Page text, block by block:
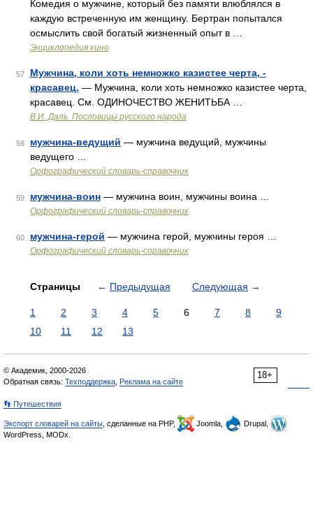
Комедия о мужчине, который без памяти влюблялся в
каждую встреченную им женщину. Бертран попытался
осмыслить свой богатый жизненный опыт в …
Энциклопедия кино
57
Мужчина, коли хоть немножко казистее черта, -
красавец. — Мужчина, коли хоть немножко казистее черта,
красавец. См. ОДИНОЧЕСТВО ЖЕНИТЬБА …
В.И. Даль. Пословицы русского народа
58 мужчина-ведущий — мужчина ведущий, мужчины
ведущего …
Орфографический словарь-справочник
59 мужчина-воин — мужчина воин, мужчины воина …
Орфографический словарь-справочник
60 мужчина-герой — мужчина герой, мужчины героя …
Орфографический словарь-справочник
Страницы ← Предыдущая Следующая →
1 2 3 4 5 6 7 8
9
10
11 12 13
18+
© Академик, 2000-2026
Обратная связь: Техподдержка Реклама на сайте
👣 Путешествия
Экспорт словарей на сайты , сделанные на PHP, Joomla,
Drupal,
WordPress, MODx.